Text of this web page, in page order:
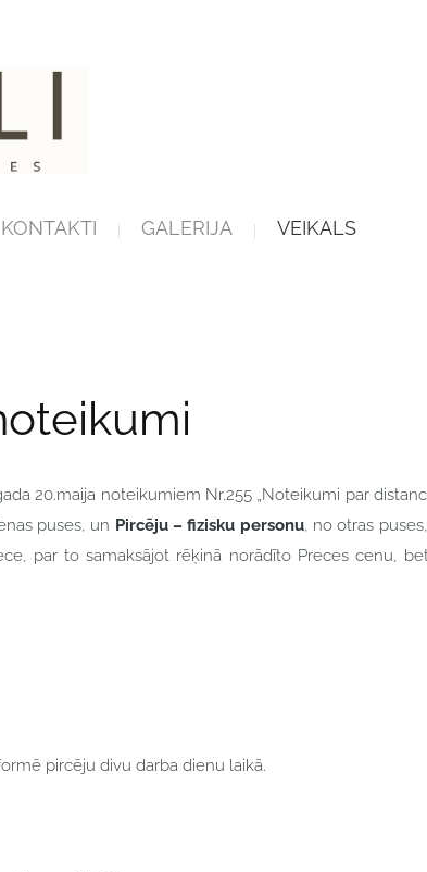
KONTAKTI GALERIJA VEIKALS
20.maija noteikumiem Nr.255 „Noteikumi par
puses, un Pircēju – fizisku personu, no otras
par to samaksājot rēķinā norādīto Preces cenu,
pircēju divu darba dienu laikā.